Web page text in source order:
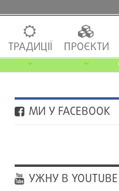
ТРАДИЦІЇ
ПРОЄКТИ
МИ У FACEBOOK
УЖНУ В